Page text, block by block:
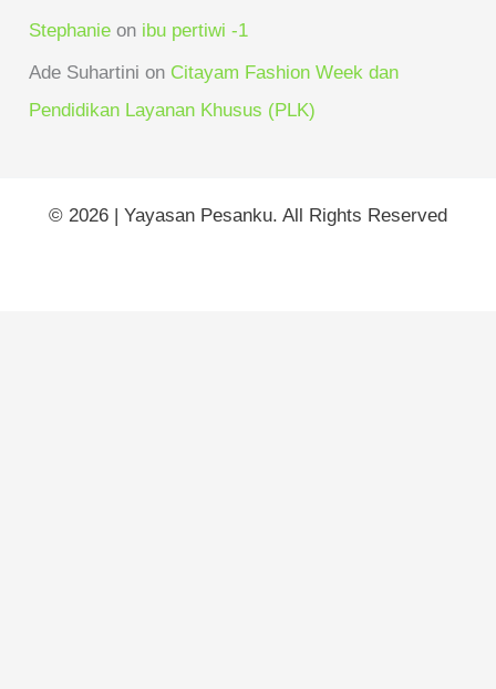
Stephanie on ibu pertiwi -1
Ade Suhartini on Citayam Fashion Week dan
Pendidikan Layanan Khusus (PLK)
© 2026 | Yayasan Pesanku. All Rights Reserved